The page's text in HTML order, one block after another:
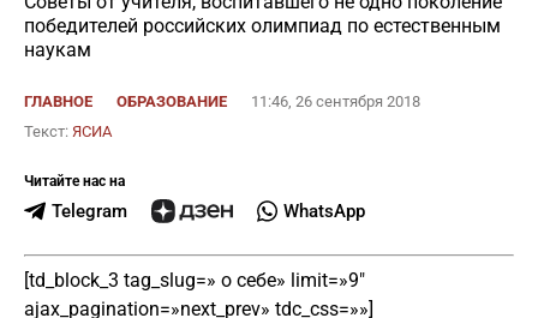
победителей российских олимпиад по естественным
наукам
ГЛАВНОЕ ОБРАЗОВАНИЕ
11:46, 26 сентября 2018
Текст: ЯСИА
Читайте нас на
Telegram WhatsApp
[td_block_3 tag_slug=» о себе» limit=»9″
ajax_pagination=»next_prev» tdc_css=»»]